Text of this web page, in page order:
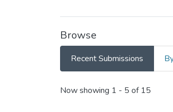
Browse
Recent Submissions
Recent
Now showing 1 - 5 of 15